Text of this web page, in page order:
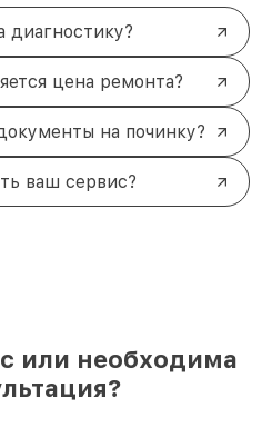
диагностику?
цена ремонта?
на починку?
ваш сервис?
или необходима